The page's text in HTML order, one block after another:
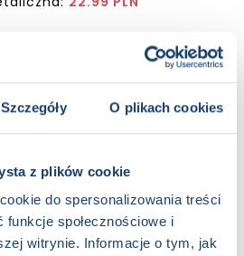
Szczegóły O plikach cookies
z plików cookie
do spersonalizowania treści
funkcje społecznościowe i
witrynie. Informacje o tym, jak
okienkami uczy i bawi: zachęca
mowy i rozwija koordynację